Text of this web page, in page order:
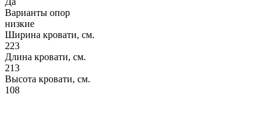
Варианты опор
низкие
Ширина кровати, см.
223
Длина кровати, см.
213
Высота кровати, см.
108